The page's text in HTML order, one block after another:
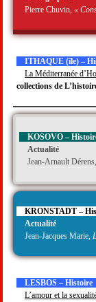
Pierre Chuvin, «
ITHAQUE (île) –
La Méditerranée
collections de
KOSOVO –
Actualité
Jean-Arnault Dérens,
KRONSTADT –
Actualité
Jean-Jacques Marie,
LESBOS – Histoire
L’amour et la